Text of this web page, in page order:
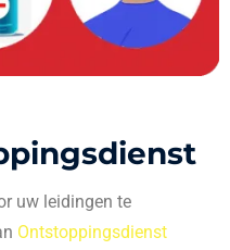
uw leidingen te
Ontstoppingsdienst